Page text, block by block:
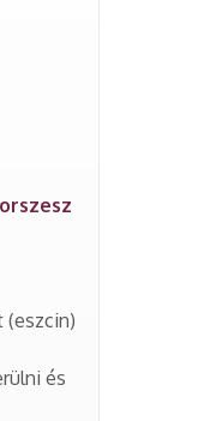
(eszcin)
és